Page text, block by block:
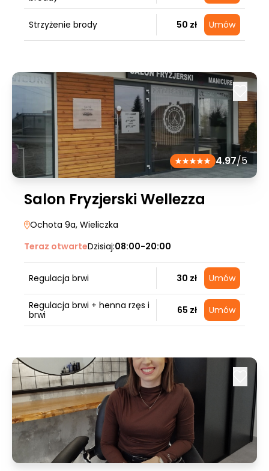
Strzyżenie brody 50 zł Umów
4.97/5
Salon Fryzjerski Wellezza
Ochota 9a, Wieliczka
Teraz otwarteDzisiaj:08:00-20:00
Regulacja brwi 30 zł Umów
Regulacja brwi + henna rzęs i
brwi
65 zł Umów